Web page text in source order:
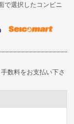
で選択したコンビニ
数料をお支払い下さ